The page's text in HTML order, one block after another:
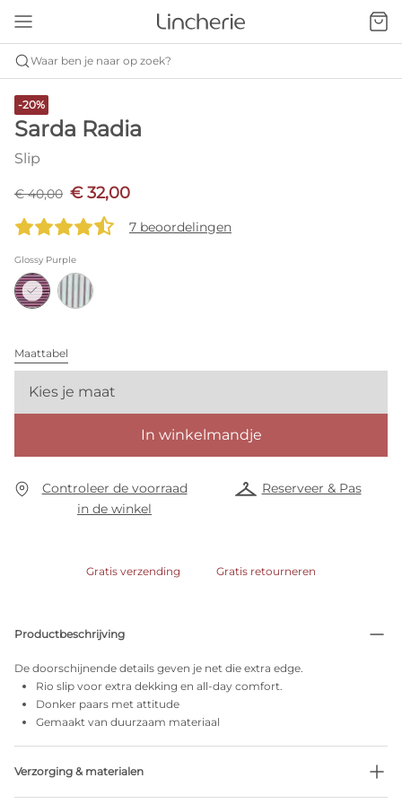
Waar ben je naar op zoek?
-20%
Sarda Radia
Slip
€ 40,00 € 32,00
7 beoordelingen
Glossy Purple
Maattabel
Kies je maat
In winkelmandje
Controleer de voorraad
in de winkel
Reserveer & Pas
Gratis verzending Gratis retourneren
Productbeschrijving
De doorschijnende details geven je net die extra edge.
Rio slip voor extra dekking en all-day comfort.
Donker paars met attitude
Gemaakt van duurzaam materiaal
Verzorging & materialen